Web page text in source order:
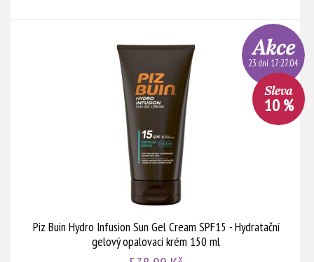
Piz Buin Hydro Infusion Sun Gel Cream SPF15 - Hydratační
gelový opalovací krém 150 ml
23 dní 17:27:03
10 %